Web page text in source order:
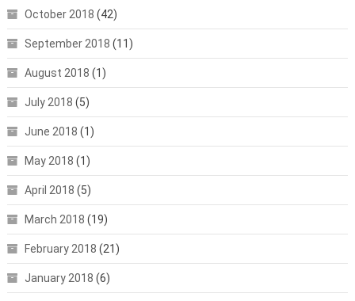
October 2018 (42)
September 2018 (11)
August 2018 (1)
July 2018 (5)
June 2018 (1)
May 2018 (1)
April 2018 (5)
March 2018 (19)
February 2018 (21)
January 2018 (6)